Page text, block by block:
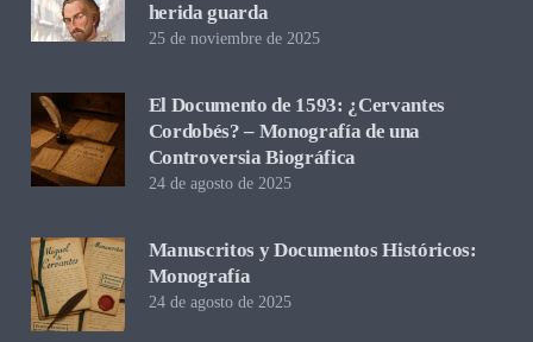
herida guarda
25 de noviembre de 2025
El Documento de 1593: ¿Cervantes
Cordobés? – Monografía de una
Controversia Biográfica
24 de agosto de 2025
Manuscritos y Documentos Históricos:
Monografía
24 de agosto de 2025